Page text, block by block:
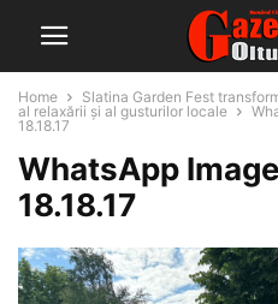
Home
Slatina Garden Fest
al relaxării și al gusturilor locale
18.18.17
WhatsApp
18.18.17